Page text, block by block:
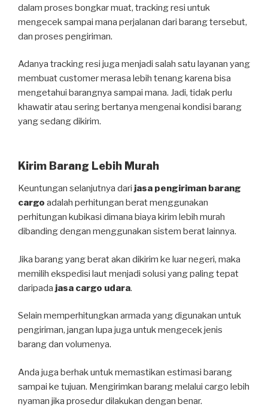
dalam proses bongkar muat, tracking resi untuk
mengecek sampai mana perjalanan dari barang tersebut,
dan proses pengiriman.
Adanya tracking resi juga menjadi salah satu layanan yang
membuat customer merasa lebih tenang karena bisa
mengetahui barangnya sampai mana. Jadi, tidak perlu
khawatir atau sering bertanya mengenai kondisi barang
yang sedang dikirim.
Kirim Barang Lebih Murah
Keuntungan selanjutnya dari jasa pengiriman barang
cargo adalah perhitungan berat menggunakan
perhitungan kubikasi dimana biaya kirim lebih murah
dibanding dengan menggunakan sistem berat lainnya.
Jika barang yang berat akan dikirim ke luar negeri, maka
memilih ekspedisi laut menjadi solusi yang paling tepat
daripada jasa cargo udara.
Selain memperhitungkan armada yang digunakan untuk
pengiriman, jangan lupa juga untuk mengecek jenis
barang dan volumenya.
Anda juga berhak untuk memastikan estimasi barang
sampai ke tujuan. Mengirimkan barang melalui cargo lebih
nyaman jika prosedur dilakukan dengan benar.